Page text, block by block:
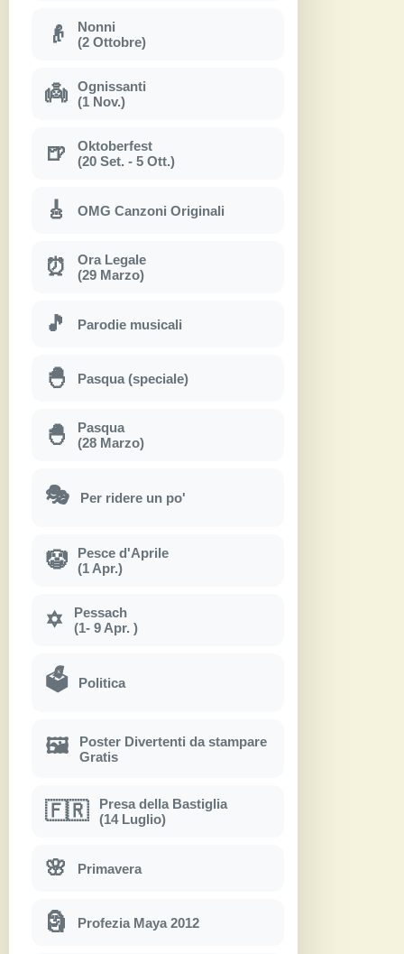
👴
Nonni
(2 Ottobre)
👼
Ognissanti
(1 Nov.)
🍺
Oktoberfest
(20 Set. - 5 Ott.)
🎸 OMG Canzoni Originali
⏰
Ora Legale
(29 Marzo)
🎵 Parodie musicali
🐣 Pasqua (speciale)
🐣
Pasqua
(28 Marzo)
🎭 Per ridere un po'
🤡
Pesce d'Aprile
(1 Apr.)
✡
Pessach
(1- 9 Apr. )
🗳 Politica
🖼
Poster Divertenti da stampare
Gratis
🇫🇷
Presa della Bastiglia
(14 Luglio)
🌸 Primavera
🗿 Profezia Maya 2012